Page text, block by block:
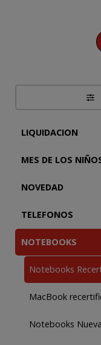
LIQUIDACION
MES DE LOS
NOVEDAD
TELEFONOS
NOTEBOOKS
Notebooks
MacBook
Notebooks